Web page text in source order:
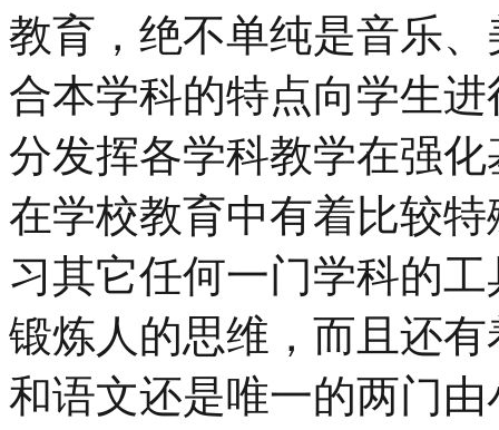
教育，绝不单纯是音乐
合本学科的特点向学生
分发挥各学科教学在强
在学校教育中有着比较
习其它任何一门学科的
锻炼人的思维，而且还
和语文还是唯一的两门